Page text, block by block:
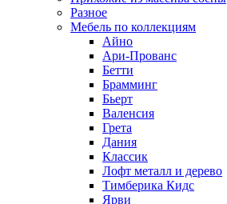
Разное
Мебель по коллекциям
Айно
Ари-Прованс
Бетти
Брамминг
Бьерт
Валенсия
Грета
Дания
Классик
Лофт металл и дерево
Тимберика Кидс
Ярви